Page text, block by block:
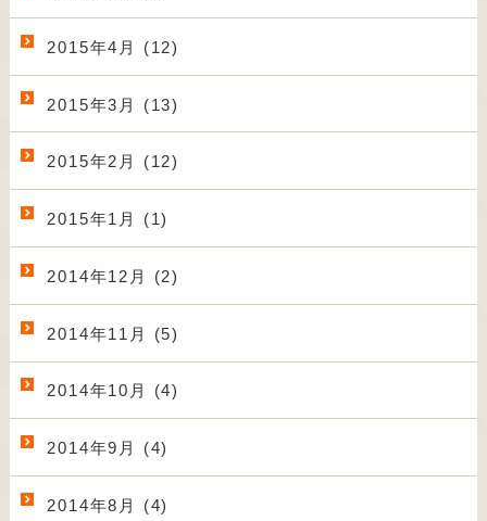
2015年4月 (12)
2015年3月 (13)
2015年2月 (12)
2015年1月 (1)
2014年12月 (2)
2014年11月 (5)
2014年10月 (4)
2014年9月 (4)
2014年8月 (4)